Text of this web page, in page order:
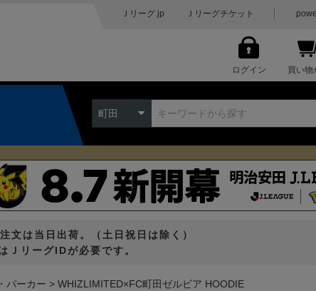
Ｊリーグ.jp Ｊリーグチケット
ログイン 買い物
町田
文は当日出荷。（土日祝日は除く）
ＪリーグIDが必要です。
パーカー WHIZLIMITED×FC町田ゼルビア HOODIE